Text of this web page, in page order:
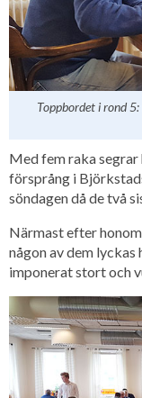
Toppbordet i rond
Med fem raka segrar
försprång i
söndagen då de två
Närmast efter
någon av dem
imponerat stort och